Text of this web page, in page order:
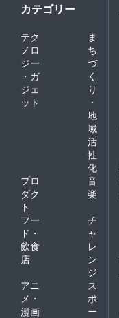
カテゴリー
テク
ノロ
ジー
・ガ
ジェ
ット
ま
ち
づ
く
り
・
地
域
活
性
化
プロ
ダク
ト
音
楽
フー
ド・
飲食
店
チ
ャ
レ
ン
ジ
アニ
メ・
漫画
ス
ポ
ー